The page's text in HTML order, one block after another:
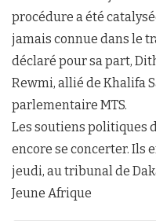
procédure a été
jamais connue dans le
déclaré pour sa part,
Rewmi, allié de Khalifa
parlementaire MTS.
Les soutiens politiques
encore se concerter. Ils
jeudi, au tribunal de
Jeune Afrique